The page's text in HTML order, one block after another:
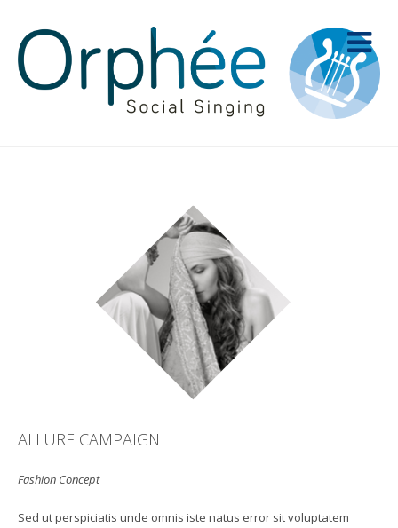
ALLURE CAMPAIGN
Fashion Concept
Sed ut perspiciatis unde omnis iste natus error sit voluptatem